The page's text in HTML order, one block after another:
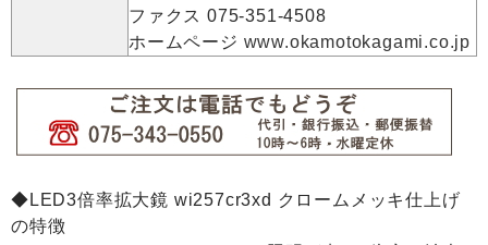
ファクス 075-351-4508
ホームページ www.okamotokagami.co.jp
◆LED3倍率拡大鏡 wi257cr3xd クロームメッキ仕上げ
の特徴